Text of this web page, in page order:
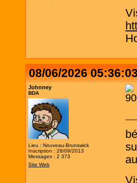
08/06/2026
Johnney
BDA
Lieu : Nouveau-Brunswick
Inscription : 28/09/2013
Messages : 2 373
Site Web